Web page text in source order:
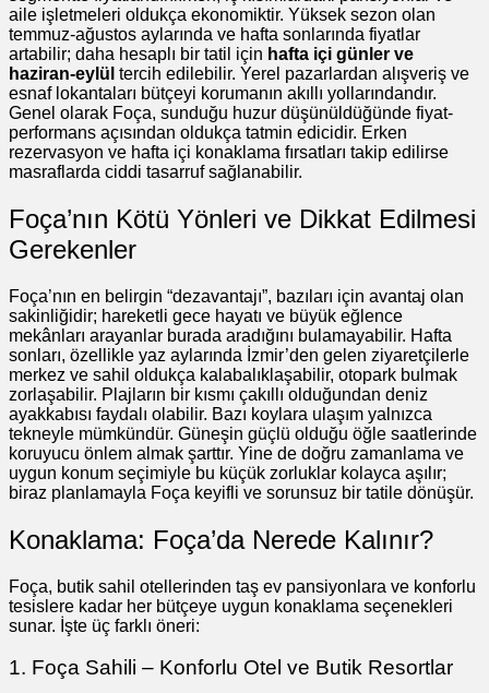
aile işletmeleri oldukça ekonomiktir. Yüksek sezon olan
temmuz-ağustos aylarında ve hafta sonlarında fiyatlar
artabilir; daha hesaplı bir tatil için hafta içi günler ve
haziran-eylül tercih edilebilir. Yerel pazarlardan alışveriş ve
esnaf lokantaları bütçeyi korumanın akıllı yollarındandır.
Genel olarak Foça, sunduğu huzur düşünüldüğünde fiyat-
performans açısından oldukça tatmin edicidir. Erken
rezervasyon ve hafta içi konaklama fırsatları takip edilirse
masraflarda ciddi tasarruf sağlanabilir.
Foça’nın Kötü Yönleri ve Dikkat Edilmesi
Gerekenler
Foça’nın en belirgin “dezavantajı”, bazıları için avantaj olan
sakinliğidir; hareketli gece hayatı ve büyük eğlence
mekânları arayanlar burada aradığını bulamayabilir. Hafta
sonları, özellikle yaz aylarında İzmir’den gelen ziyaretçilerle
merkez ve sahil oldukça kalabalıklaşabilir, otopark bulmak
zorlaşabilir. Plajların bir kısmı çakıllı olduğundan deniz
ayakkabısı faydalı olabilir. Bazı koylara ulaşım yalnızca
tekneyle mümkündür. Güneşin güçlü olduğu öğle saatlerinde
koruyucu önlem almak şarttır. Yine de doğru zamanlama ve
uygun konum seçimiyle bu küçük zorluklar kolayca aşılır;
biraz planlamayla Foça keyifli ve sorunsuz bir tatile dönüşür.
Konaklama: Foça’da Nerede Kalınır?
Foça, butik sahil otellerinden taş ev pansiyonlara ve konforlu
tesislere kadar her bütçeye uygun konaklama seçenekleri
sunar. İşte üç farklı öneri:
1. Foça Sahili – Konforlu Otel ve Butik Resortlar